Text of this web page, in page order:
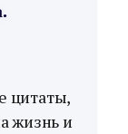
цитаты,
жизнь и